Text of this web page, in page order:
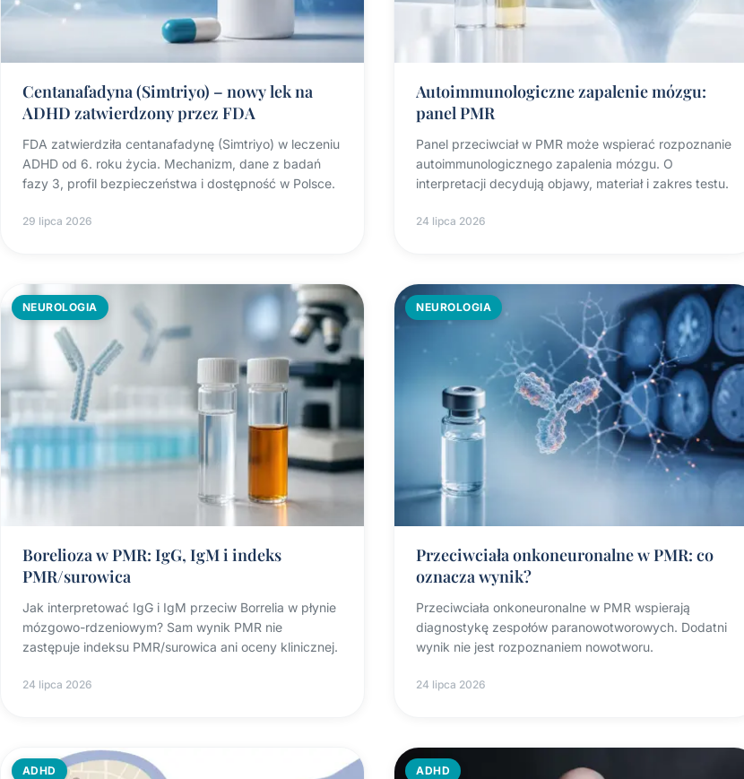
Centanafadyna (Simtriyo) – nowy lek na
ADHD zatwierdzony przez FDA
FDA zatwierdziła centanafadynę (Simtriyo) w leczeniu
ADHD od 6. roku życia. Mechanizm, dane z badań
fazy 3, profil bezpieczeństwa i dostępność w Polsce.
29 lipca 2026
Autoimmunologiczne zapalenie mózgu:
panel PMR
Panel przeciwciał w PMR może wspierać rozpoznanie
autoimmunologicznego zapalenia mózgu. O
interpretacji decydują objawy, materiał i zakres testu.
24 lipca 2026
NEUROLOGIA
Borelioza w PMR: IgG, IgM i indeks
PMR/surowica
Jak interpretować IgG i IgM przeciw Borrelia w płynie
mózgowo-rdzeniowym? Sam wynik PMR nie
zastępuje indeksu PMR/surowica ani oceny klinicznej.
24 lipca 2026
NEUROLOGIA
Przeciwciała onkoneuronalne w PMR: co
oznacza wynik?
Przeciwciała onkoneuronalne w PMR wspierają
diagnostykę zespołów paranowotworowych. Dodatni
wynik nie jest rozpoznaniem nowotworu.
24 lipca 2026
ADHD ADHD